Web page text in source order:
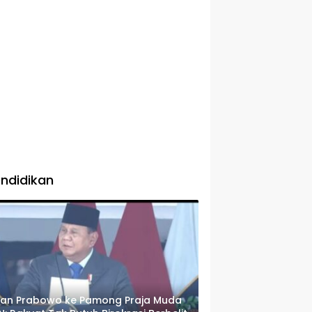
Prabowo ke Pamong Praja Muda